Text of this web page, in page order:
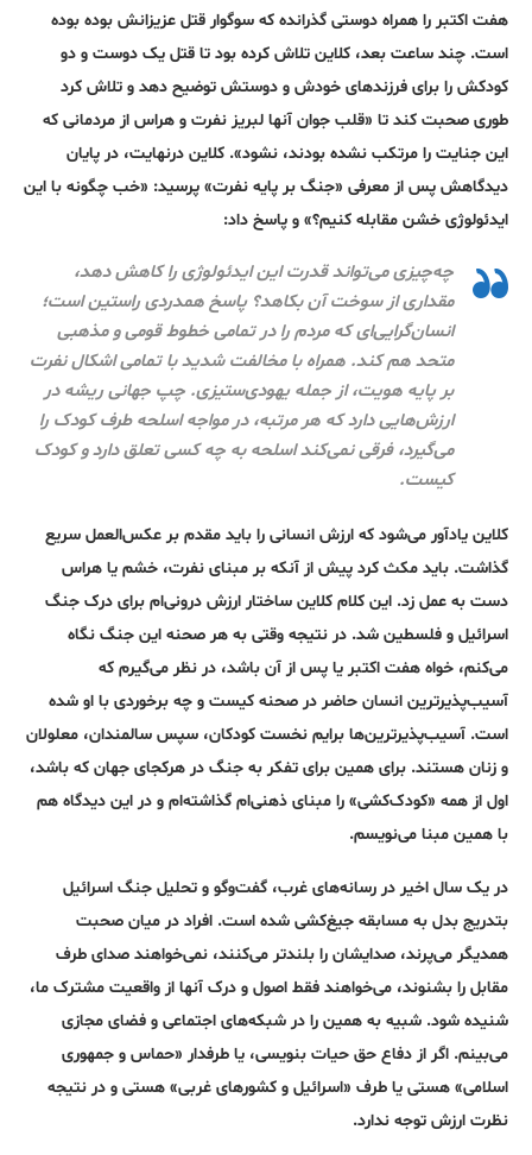
هفت اکتبر را همراه دوستی گذرانده که سوگوار قتل عزیزانش بوده بوده
است. چند ساعت بعد، کلاین تلاش کرده بود تا قتل یک دوست و دو
کودکش را برای فرزندهای خودش و دوستش توضیح دهد و تلاش کرد
طوری صحبت کند تا «قلب جوان آنها لبریز نفرت و هراس از مردمانی که
این جنایت را مرتکب نشده بودند، نشود». کلاین درنهایت، در پایان
دیدگاهش پس از معرفی «جنگ بر پایه نفرت» پرسید: «خب چگونه با این
ایدئولوژی خشن مقابله کنیم؟» و پاسخ داد:
چه‌چیزی می‌تواند قدرت این ایدئولوژی را کاهش دهد،
مقداری از سوخت آن بکاهد؟ پاسخ همدردی راستین است؛
انسان‌گرایی‌ای که مردم را در تمامی خطوط قومی و مذهبی
متحد هم کند. همراه با مخالفت شدید با تمامی اشکال نفرت
بر پایه هویت، از جمله یهودی‌ستیزی. چپ جهانی ریشه در
ارزش‌هایی دارد که هر مرتبه، در مواجه اسلحه طرف کودک را
می‌گیرد، فرقی نمی‌کند اسلحه به چه کسی تعلق دارد و کودک
کیست.
کلاین یادآور می‌شود که ارزش انسانی را باید مقدم بر عکس‌العمل سریع
گذاشت. باید مکث کرد پیش از آنکه بر مبنای نفرت، خشم یا هراس
دست به عمل زد. این کلام کلاین ساختار ارزش درونی‌ام برای درک جنگ
اسرائیل و فلسطین شد. در نتیجه وقتی به هر صحنه این جنگ نگاه
می‌کنم، خواه هفت اکتبر یا پس از آن باشد، در نظر می‌گیرم که
آسیب‌پذیرترین انسان حاضر در صحنه کیست و چه برخوردی با او شده
است. آسیب‌پذیرترین‌ها برایم نخست کودکان، سپس سالمندان، معلولان
و زنان هستند. برای همین برای تفکر به جنگ در هرکجای جهان که باشد،
اول از همه «کودک‌کشی» را مبنای ذهنی‌ام گذاشته‌ام و در این دیدگاه هم
با همین مبنا می‌نویسم.
در یک سال اخیر در رسانه‌های غرب، گفت‌وگو و تحلیل جنگ اسرائیل
بتدریج بدل به مسابقه جیغ‌کشی شده است. افراد در میان صحبت
همدیگر می‌پرند، صدایشان را بلندتر می‌کنند، نمی‌خواهند صدای طرف
مقابل را بشنوند، می‌خواهند فقط اصول و درک آنها از واقعیت مشترک ما،
شنیده شود. شبیه به همین را در شبکه‌های اجتماعی و فضای مجازی
می‌بینم. اگر از دفاع حق حیات بنویسی، یا طرفدار «حماس و جمهوری
اسلامی» هستی یا طرف «اسرائیل و کشورهای غربی» هستی و در نتیجه
نظرت ارزش توجه ندارد.